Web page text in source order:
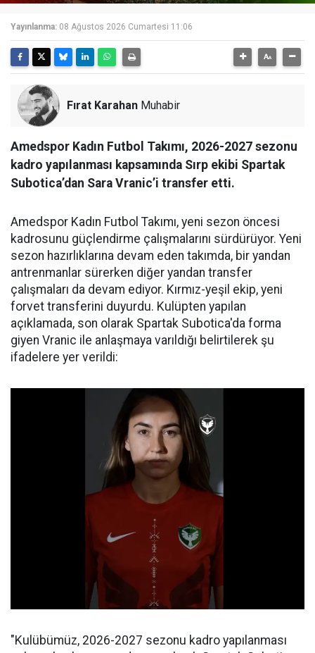
Yayınlanma: 08 Ağustos 2026 Cumartesi 11:06
Fırat Karahan Muhabir
Amedspor Kadın Futbol Takımı, 2026-2027 sezonu
kadro yapılanması kapsamında Sırp ekibi Spartak
Subotica’dan Sara Vranic’i transfer etti.
Amedspor Kadın Futbol Takımı, yeni sezon öncesi
kadrosunu güçlendirme çalışmalarını sürdürüyor. Yeni
sezon hazırlıklarına devam eden takımda, bir yandan
antrenmanlar sürerken diğer yandan transfer
çalışmaları da devam ediyor. Kırmız-yeşil ekip, yeni
forvet transferini duyurdu. Kulüpten yapılan
açıklamada, son olarak Spartak Subotica'da forma
giyen Vranic ile anlaşmaya varıldığı belirtilerek şu
ifadelere yer verildi:
"Kulübümüz, 2026-2027 sezonu kadro yapılanması